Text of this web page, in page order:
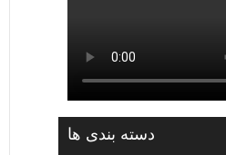
دسته بندی ها